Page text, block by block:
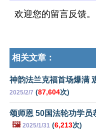
欢迎您的留言反馈。
相关文章：
神韵法兰克福首场爆满
2025/2/7 (87,604次)
颂师恩 50国法轮功学员
🖼️ 2025/1/31 (6,213次)